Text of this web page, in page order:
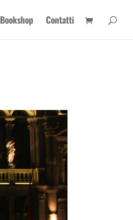
Bookshop Contatti